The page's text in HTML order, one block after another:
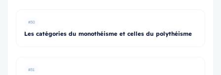
#30
Les catégories du monothéisme et celles du polythéisme
#31